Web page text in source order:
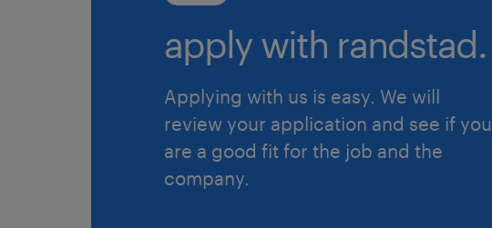
apply with randstad.
Applying with us is easy. We will
review your application and see if you
are a good fit for the job and the
company.